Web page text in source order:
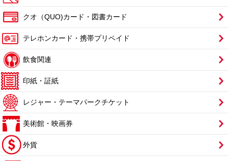
クオ（QUO)カード・図書カード
テレホンカード・携帯プリペイド
飲食関連
印紙・証紙
レジャー・テーマパークチケット
美術館・映画券
外貨